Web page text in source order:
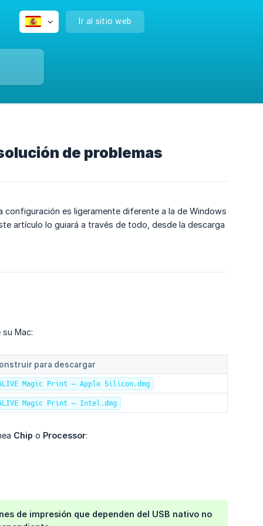
Ir al sitio web
de problemas
configuración es ligeramente diferente a la de Windows
artículo lo guiará a través de todo, desde la descarga
Mac:
para descargar
Magic Print — Apple Silicon.dmg
Magic Print — Intel.dmg
Chip o Processor:
de impresión que dependen del USB nativo no